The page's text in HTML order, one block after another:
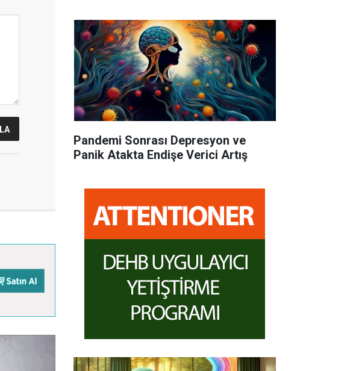
Pandemi Sonrası Depresyon ve
Panik Atakta Endişe Verici Artış